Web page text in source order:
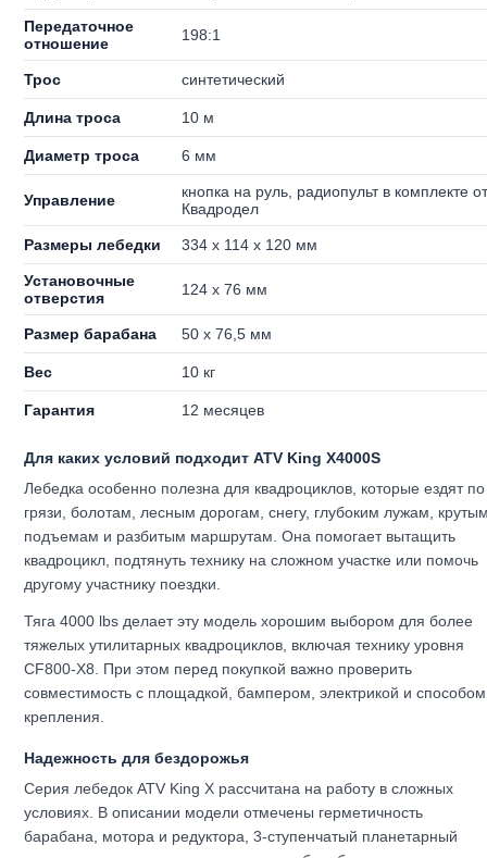
Передаточное
отношение
198:1
Трос синтетический
Длина троса 10 м
Диаметр троса 6 мм
Управление
кнопка на руль, радиопульт в комплекте
Квадродел
Размеры лебедки 334 x 114 x 120 мм
Установочные
отверстия
124 x 76 мм
Размер барабана 50 x 76,5 мм
Вес 10 кг
Гарантия 12 месяцев
Для каких условий подходит ATV King X4000S
Лебедка особенно полезна для квадроциклов, которые ездят по
грязи, болотам, лесным дорогам, снегу, глубоким лужам,
подъемам и разбитым маршрутам. Она помогает вытащить
квадроцикл, подтянуть технику на сложном участке или помочь
другому участнику поездки.
Тяга 4000 lbs делает эту модель хорошим выбором для более
тяжелых утилитарных квадроциклов, включая технику уровня
CF800-X8. При этом перед покупкой важно проверить
совместимость с площадкой, бампером, электрикой и способом
крепления.
Надежность для бездорожья
Серия лебедок ATV King X рассчитана на работу в сложных
условиях. В описании модели отмечены герметичность
барабана, мотора и редуктора, 3-ступенчатый планетарный